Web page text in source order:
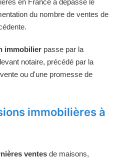
du nombre de ventes de
immobilier passe par la
notaire, précédé par la
ou d'une promesse de
immobilières à
ventes de maisons,